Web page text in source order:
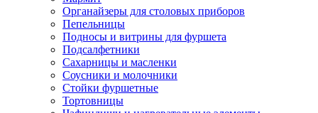
Органайзеры для столовых приборов
Пепельницы
Подносы и витрины для фуршета
Подсалфетники
Сахарницы и масленки
Соусники и молочники
Стойки фуршетные
Тортовницы